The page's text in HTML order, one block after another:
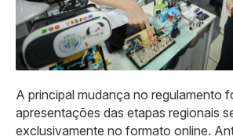
A principal mudança no regulamento
apresentações das etapas regionais
exclusivamente no formato online.